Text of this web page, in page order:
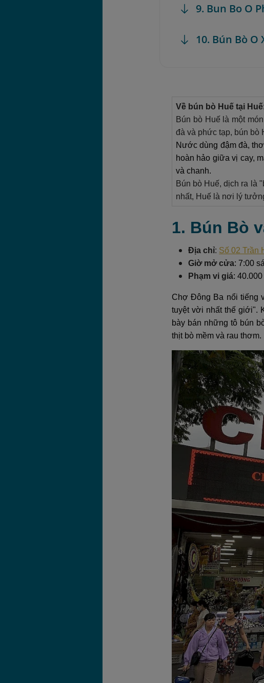
9. Bun Bo O
10. Bún Bò O
Về bún bò Huế tại
Bún bò Huế là một
đà và phức tạp, bún bò
Nước dùng đậm đà,
hoàn hảo giữa vị cay,
và chanh.
Bún bò Huế, dịch ra là
nhất, Huế là nơi lý
1. Bún Bò
Địa chỉ: Số 02 Trần
Giờ mở cửa: 7:00
Phạm vi giá:
Chợ Đông Ba nổi tiếng
tuyệt vời nhất thế giới".
bày bán những tô bún
thịt bò mềm và rau thơm.